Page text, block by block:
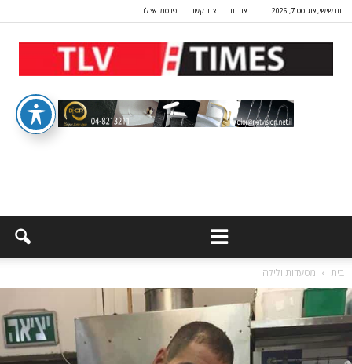
יום שישי, אוגוסט 7, 2026 אודות צור קשר פרסמו אצלנו
בית מסעדות ולילה